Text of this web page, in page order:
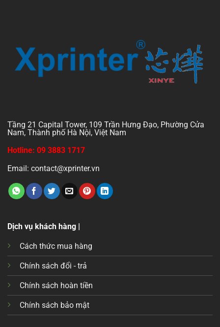
Tầng 21 Capital Tower, 109 Trần Hưng Đạo, Phường Cửa
Nam, Thành phố Hà Nội, Việt Nam
Hotline: 09 3883 1717
Email: contact@xprinter.vn
Dịch vụ khách hàng |
Cách thức mua hàng
Chính sách đổi - trả
Chính sách hoàn tiền
Chính sách bảo mật